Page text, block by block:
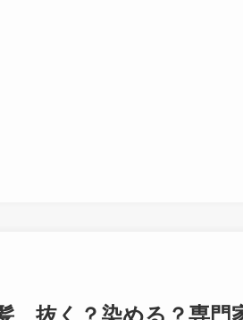
、抜く？染める？専門